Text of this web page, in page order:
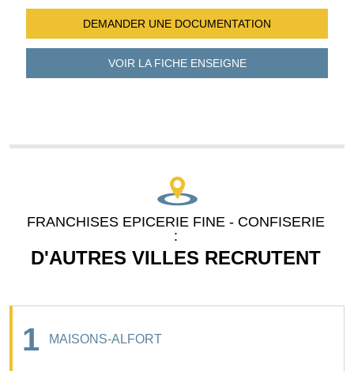
DEMANDER UNE DOCUMENTATION
VOIR LA FICHEENSEIGNE
FRANCHISES EPICERIE FINE - CONFISERIE
:
D'AUTRES VILLES RECRUTENT
1 MAISONS-ALFORT